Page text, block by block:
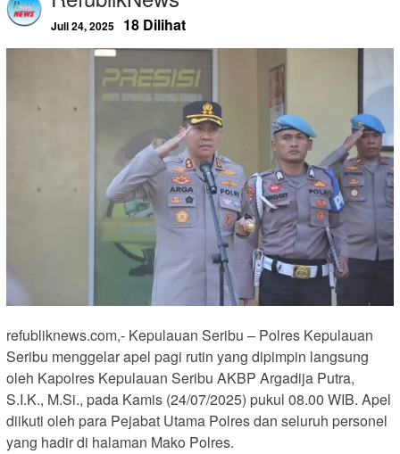
Juli 24, 2025 18 Dilihat
refubliknews.com,- Kepulauan Seribu – Polres Kepulauan
Seribu menggelar apel pagi rutin yang dipimpin langsung
oleh Kapolres Kepulauan Seribu AKBP Argadija Putra,
S.I.K., M.Si., pada Kamis (24/07/2025) pukul 08.00 WIB. Apel
diikuti oleh para Pejabat Utama Polres dan seluruh personel
yang hadir di halaman Mako Polres.